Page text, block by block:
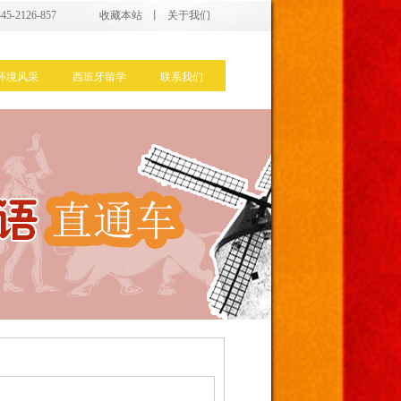
收藏本站 关于我们
2126-857
境风采 西班牙留学 联系我们